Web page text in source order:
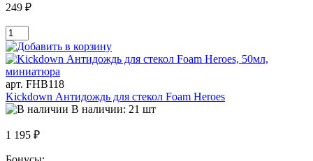
249 ₽
арт. FHB118
Kickdown Антидождь для стекол Foam Heroes
В наличии: 21 шт
1 195 ₽